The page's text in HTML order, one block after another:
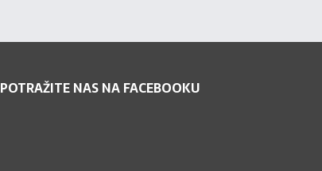
POTRAŽITE NAS NA FACEBOOKU